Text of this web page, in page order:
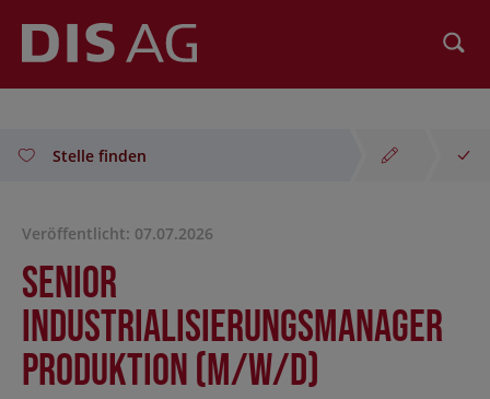
Stelle finden
Veröffentlicht: 07.07.2026
Senior
Industrialisierungsmanager
Produktion (m/w/d)